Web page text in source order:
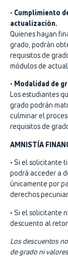
• Cumplimiento
actualización.
Quienes hayan
grado, podrán
requisitos de
módulos de
• Modalidad de
Los estudiantes
grado podrán
culminar el
requisitos de
AMNISTÍA
• Si el solicitante
podrá acceder a
únicamente por
derechos
• Si el solicitante
descuento al
Los descuentos
de grado ni